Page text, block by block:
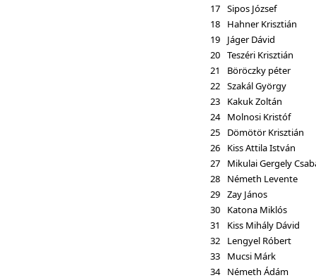
17 Sipos József
18
Hahner Krisztián
19
Jáger Dávid
20 Teszéri Krisztián
21
Böröczky péter
22 Szakál György
23
Kakuk Zoltán
24
Molnosi Kristóf
25
Dömötör Krisztián
26
Kiss Attila István
27
Mikulai Gergely
28
Németh Levente
29 Zay János
30
Katona Miklós
31
Kiss Mihály Dávid
32
Lengyel Róbert
33
Mucsi Márk
34
Németh Ádám